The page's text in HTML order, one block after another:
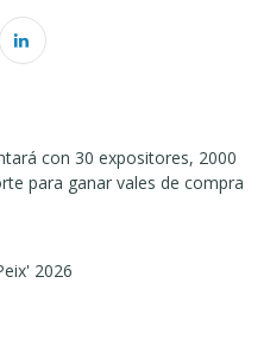
con 30 expositores, 2000
para ganar vales de compra
2026